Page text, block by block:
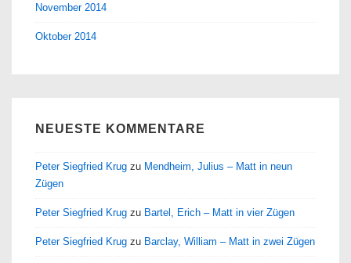
November 2014
Oktober 2014
NEUESTE KOMMENTARE
Peter Siegfried Krug zu Mendheim, Julius – Matt in neun
Zügen
Peter Siegfried Krug zu Bartel, Erich – Matt in vier Zügen
Peter Siegfried Krug zu Barclay, William – Matt in zwei Zügen